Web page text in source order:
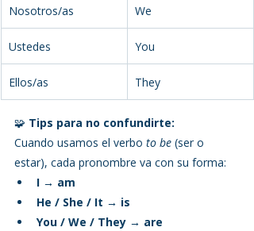
Nosotros/as We
Ustedes You
Ellos/as They
🧩 Tips para no confundirte:
Cuando usamos el verbo to be (ser o
estar), cada pronombre va con su forma:
I → am
He / She / It → is
You / We / They → are